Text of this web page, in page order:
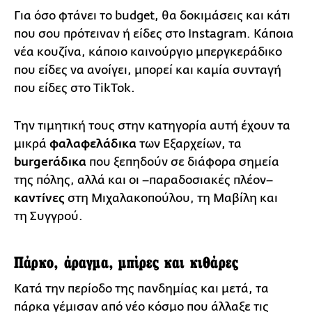
Για όσο φτάνει το budget, θα δοκιμάσεις και κάτι
που σου πρότειναν ή είδες στο Instagram. Κάποια
νέα κουζίνα, κάποιο καινούργιο μπεργκεράδικο
που είδες να ανοίγει, μπορεί και καμία συνταγή
που είδες στο TikTok.
Την τιμητική τους στην κατηγορία αυτή έχουν τα
μικρά φαλαφελάδικα των Εξαρχείων, τα
burgerάδικα που ξεπηδούν σε διάφορα σημεία
της πόλης, αλλά και οι –παραδοσιακές πλέον–
καντίνες στη Μιχαλακοπούλου, τη Μαβίλη και
τη Συγγρού.
Πάρκο, άραγμα, μπίρες και κιθάρες
Κατά την περίοδο της πανδημίας και μετά, τα
πάρκα γέμισαν από νέο κόσμο που άλλαξε τις